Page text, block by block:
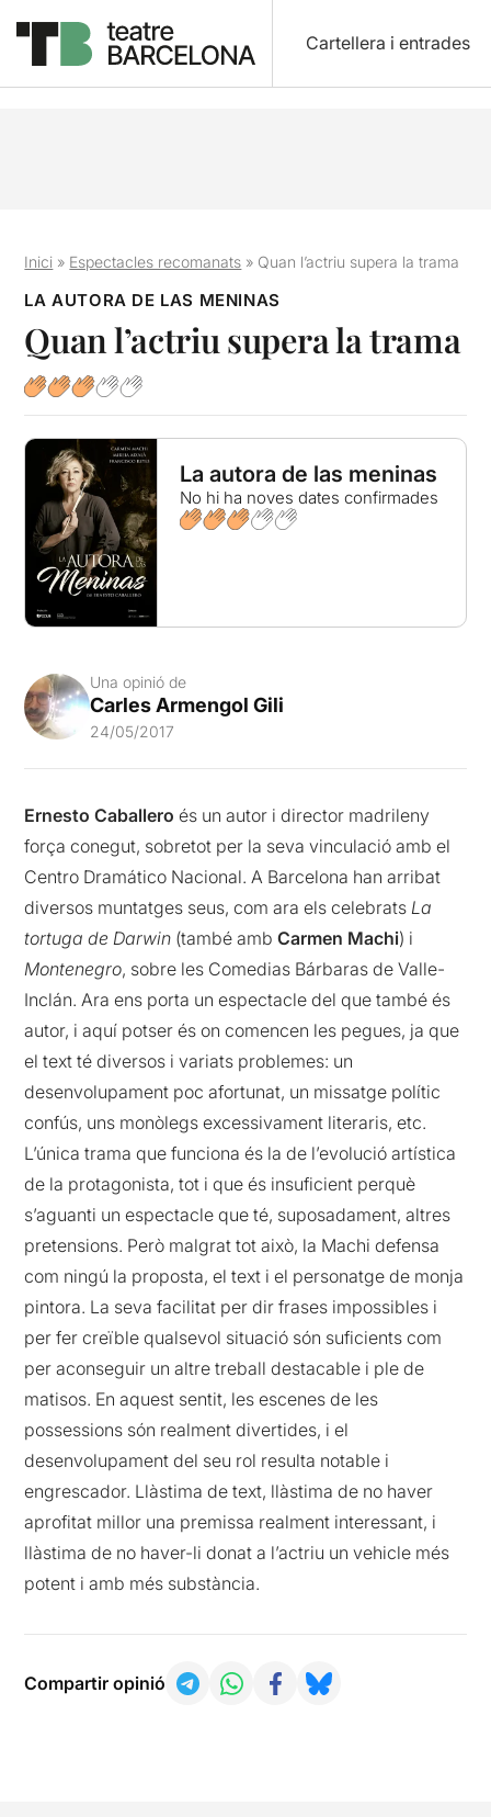
Cartellera i entrades
Inici » Espectacles recomanats » Quan l’actriu supera la trama
LA AUTORA DE LAS MENINAS
Quan l’actriu supera la trama
La autora de las meninas
No hi ha noves dates confirmades
Una opinió de
Carles Armengol Gili
24/05/2017
Ernesto Caballero és un autor i director madrileny
força conegut, sobretot per la seva vinculació amb el
Centro Dramático Nacional. A Barcelona han arribat
diversos muntatges seus, com ara els celebratsLa
tortuga de Darwin (també ambCarmen Machi) i
Montenegro, sobre les Comedias Bárbaras de Valle-
Inclán. Ara ens porta un espectacle del que també és
autor, i aquí potser és on comencen les pegues, ja que
el text té diversos i variats problemes: un
desenvolupament poc afortunat, un missatge polític
confús, uns monòlegs excessivament literaris, etc.
L’única trama que funciona és la de l’evolució artística
de la protagonista, tot i que és insuficient perquè
s’aguanti un espectacle que té, suposadament, altres
pretensions. Però malgrat tot això, la Machi defensa
com ningú la proposta, el text i el personatge de monja
pintora. La seva facilitat per dir frases impossibles i
per fer creïble qualsevol situació són suficients com
per aconseguir un altre treball destacable i ple de
matisos. En aquest sentit, les escenes de les
possessions són realment divertides, i el
desenvolupament del seu rol resulta notable i
engrescador. Llàstima de text, llàstima de no haver
aprofitat millor una premissa realment interessant, i
llàstima de no haver-li donat a l’actriu un vehicle més
potent i amb més substància.
Compartir opinió